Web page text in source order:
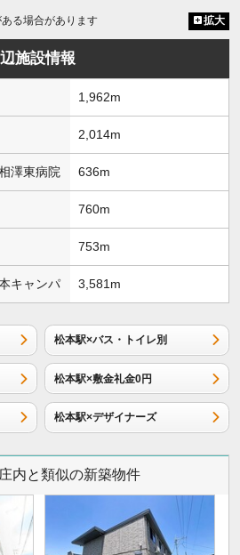
る場合があります 拡大
施設情報
1,962m
2,014m
澤東病院 636m
760m
753m
キャンパ 3,581m
松本駅×バス・トイレ別
松本駅×敷金礼金0円
松本駅×デザイナーズ
内と類似の新築物件